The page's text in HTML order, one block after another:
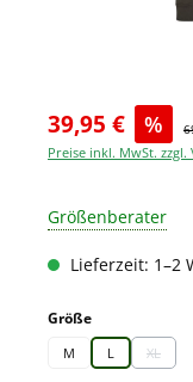
39,95 € %
Preise inkl. MwSt. zzgl.
Größenberater
Lieferzeit: 1–2
Größeauswählen
M L XL
(Diese